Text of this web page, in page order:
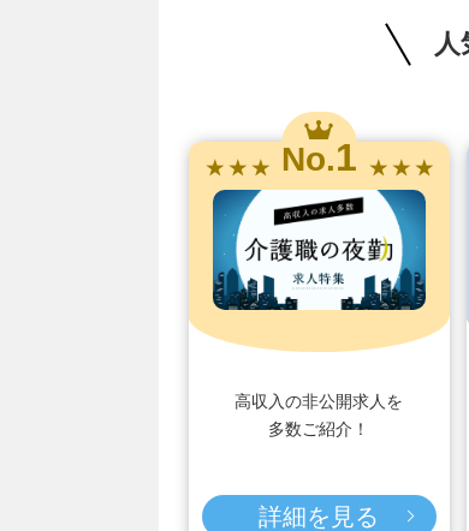
★ ★ ★ No.1 ★ ★ ★
高収入の非公開求人を
多数ご紹介！
詳細を見る